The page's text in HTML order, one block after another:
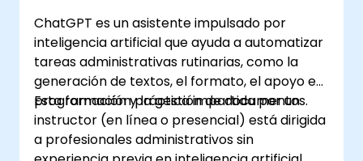
ChatGPT es un asistente impulsado por
inteligencia artificial que ayuda a automatizar
tareas administrativas rutinarias, como la
generación de textos, el formato, el apoyo en
programación y la gestión de documentos.
Esta formación práctica impartida por un
instructor (en línea o presencial) está dirigida
a profesionales administrativos sin